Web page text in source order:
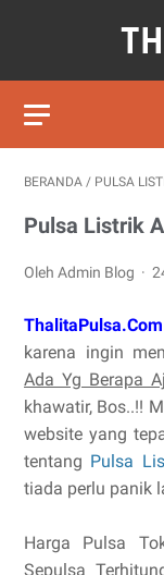
BERANDA / PULSA
Pulsa Listrik
Oleh Admin Blog
ThalitaPulsa.Com
karena ingin
Ada Yg Berapa
khawatir, Bos..!!
website yang
tentang Pulsa
tiada perlu panik
Harga Pulsa
Sepulsa